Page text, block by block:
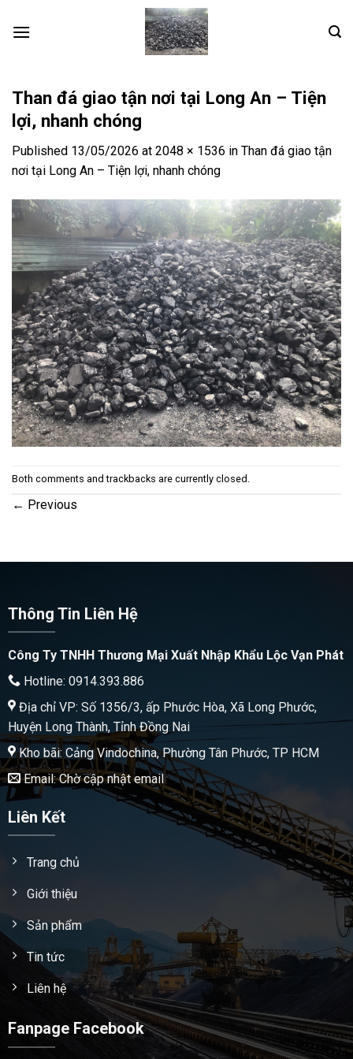
Than đá giao tận nơi tại Long An – Tiện
lợi, nhanh chóng
Published 13/05/2026 at 2048 × 1536 in Than đá giao tận
nơi tại Long An – Tiện lợi, nhanh chóng
Both comments and trackbacks are currently closed.
← Previous
Thông Tin Liên Hệ
Công Ty TNHH Thương Mại Xuất Nhập Khẩu Lộc Vạn Phát
Hotline: 0914.393.886
Địa chỉ VP: Số 1356/3, ấp Phước Hòa, Xã Long Phước,
Huyện Long Thành, Tỉnh Đồng Nai
Kho bãi: Cảng Vindochina, Phường Tân Phước, TP HCM
Email: Chờ cập nhật email
Liên Kết
Trang chủ
Giới thiệu
Sản phẩm
Tin tức
Liên hệ
Fanpage Facebook